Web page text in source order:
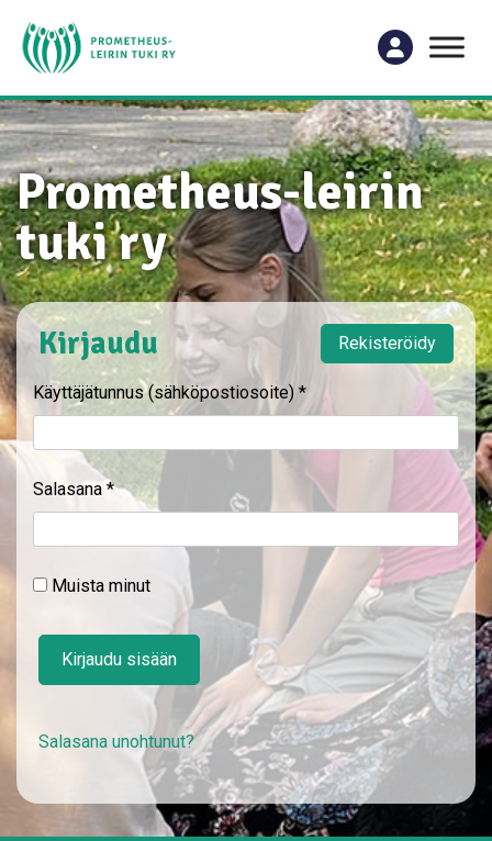
Prometheus-leirin
tuki ry
Kirjaudu Rekisteröidy
Käyttäjätunnus (sähköpostiosoite) *
Salasana *
Muista minut
Kirjaudu sisään
Salasana unohtunut?